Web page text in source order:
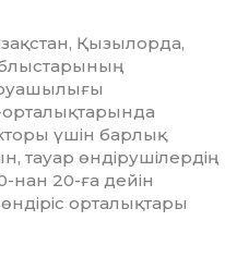
Қызылорда,
үшін барлық
өндіру­шілер­дің
нан 20-ға дейін
орталықтары